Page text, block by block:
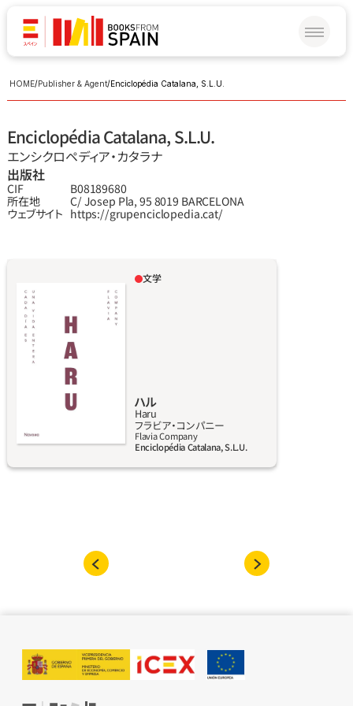
HOME/Publisher & Agent/Enciclopédia Catalana, S.L.U.
Enciclopédia Catalana, S.L.U.
エンシクロペディア‧カタラナ
出版社
CIF
B08189680
所在地
C/ Josep Pla, 95 8019 BARCELONA
ウェブサイト https://grupenciclopedia.cat/
「美しいストーリー。描写から詩へ。普遍的なス
トーリー。イメージから理想へ、そしてエッセ
ンスへ。魔術的なストーリー。自分たちがある
べき姿を、かつて私たちは思い描いていた。戒
めのストーリー。道はいつも帰還を待つ。唯一
のストーリー。ひとつのストーリーだけが登場
人物を落ち着かせ透明にし、長年自分がかつて
いた場所に戻らせてくれる」「人生には進む方
向があるが、そちらへと私たちを導くのも人生
だ。こちらが導こうとするなら、人生は私たち
を粉々にし、ふりだしに戻そうとする。そのよ
たら、毎日がひとつの人生なのよ、と訪れる誰
彼に彼女は言っていた。毎日がひとつの人生、
詳しく見る
文学
ハル
Haru
フラビア‧コンパニー
Flavia Company
Enciclopédia Catalana, S.L.U.